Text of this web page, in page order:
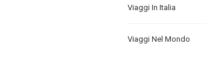
Viaggi In Italia
Viaggi Nel Mondo